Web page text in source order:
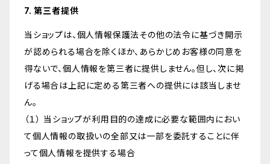
7. 第三者提供
当ショップは、個人情報保護法その他の法令に基づき開示
が認められる場合を除くほか、あらかじめお客様の同意を
得ないで、個人情報を第三者に提供しません。但し、次に掲
げる場合は上記に定める第三者への提供には該当しませ
ん。
（１） 当ショップが利用目的の達成に必要な範囲内におい
て個人情報の取扱いの全部又は一部を委託することに伴
って個人情報を提供する場合